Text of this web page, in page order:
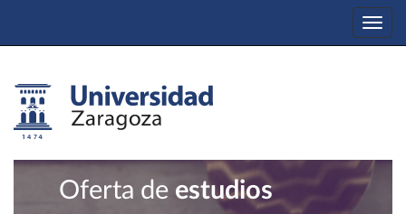
Oferta de estudios